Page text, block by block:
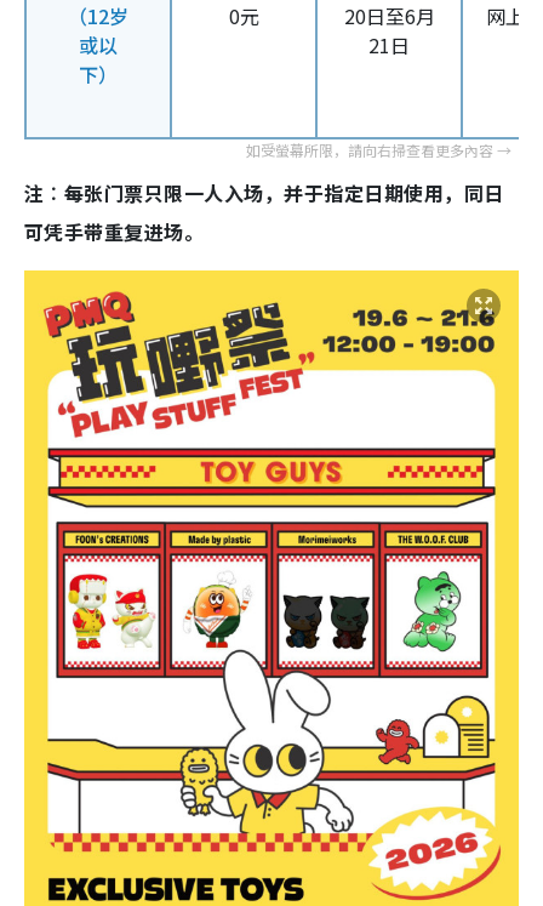
（12岁
或以
下）
0元
20日至6月
21日
网上
注︰每张门票只限一人入场，并于指定日期使用，同日
可凭手带重复进场。